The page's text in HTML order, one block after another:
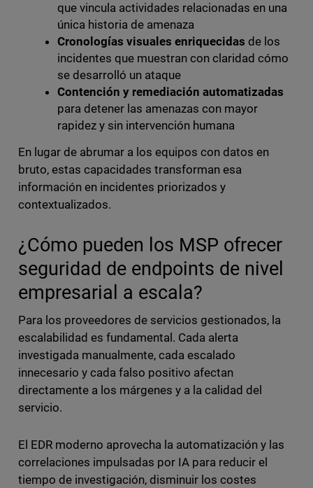
que vincula actividades relacionadas en una
única historia de amenaza
Cronologías visuales enriquecidas de los
incidentes que muestran con claridad cómo
se desarrolló un ataque
Contención y remediación automatizadas
para detener las amenazas con mayor
rapidez y sin intervención humana
En lugar de abrumar a los equipos con datos en
bruto, estas capacidades transforman esa
información en incidentes priorizados y
contextualizados.
¿Cómo pueden los MSP ofrecer
seguridad de endpoints de nivel
empresarial a escala?
Para los proveedores de servicios gestionados, la
escalabilidad es fundamental. Cada alerta
investigada manualmente, cada escalado
innecesario y cada falso positivo afectan
directamente a los márgenes y a la calidad del
servicio.
El EDR moderno aprovecha la automatización y las
correlaciones impulsadas por IA para reducir el
tiempo de investigación, disminuir los costes